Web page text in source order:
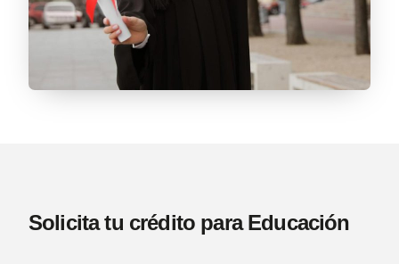
Solicita tu crédito para Educación